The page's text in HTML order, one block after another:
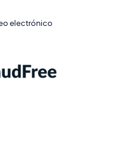
electrónico